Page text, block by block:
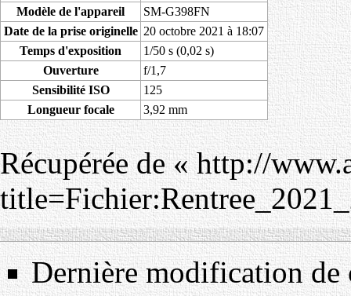
Modèle de l'appareil
SM-G398FN
Date de la prise originelle 20 octobre 2021 à 18:07
Temps d'exposition
1/50 s (0,02 s)
Ouverture
f/1,7
Sensibilité ISO
125
Longueur focale
3,92 mm
Récupérée de «http://
Dernière modification de